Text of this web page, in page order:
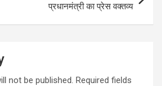
प्रधानमंत्री का प्रेस वक्तव्य
not be published. Required fields